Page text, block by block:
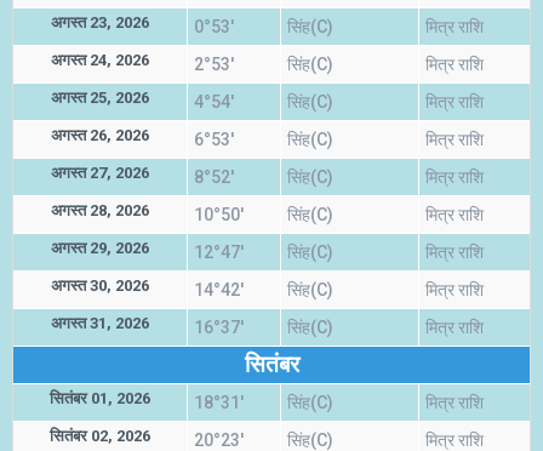
अगस्त 23, 2026 0°53' सिंह(C) मित्र राशि
अगस्त 24, 2026 2°53' सिंह(C) मित्र राशि
अगस्त 25, 2026 4°54' सिंह(C) मित्र राशि
अगस्त 26, 2026 6°53' सिंह(C) मित्र राशि
अगस्त 27, 2026 8°52' सिंह(C) मित्र राशि
अगस्त 28, 2026 10°50' सिंह(C) मित्र राशि
अगस्त 29, 2026 12°47' सिंह(C) मित्र राशि
अगस्त 30, 2026 14°42' सिंह(C) मित्र राशि
अगस्त 31, 2026 16°37' सिंह(C) मित्र राशि
सितंबर
सितंबर 01, 2026 18°31' सिंह(C) मित्र राशि
सितंबर 02, 2026 20°23' सिंह(C) मित्र राशि